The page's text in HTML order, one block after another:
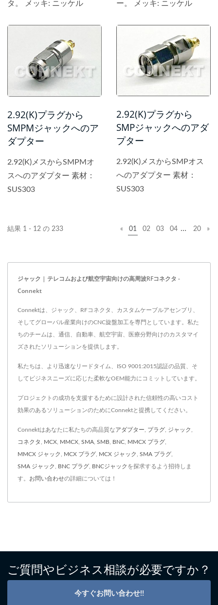
タ。 メッキ: ニッケル ー。 メッキ: ニッケル
2.92(K)プラグから
SMPMジャックへのア
ダプター
2.92(K)メスからSMPMオ
スへのアダプター 素材：
SUS303
2.92(K)プラグから
SMPジャックへのアダ
プター
2.92(K)メスからSMPオス
へのアダプター 素材：
SUS303
結果 1 - 12 の 233 « 01 02 03 04 … 20 »
ジャック | テレコムおよび航空宇宙向けの高周波RFコネクタ -
Connekt
Connektは、ジャック、RFコネクタ、カスタムケーブルアセンブリ、
そしてグローバル産業向けのCNC旋盤加工を専門としています。私た
ちのチームは、通信、自動車、航空宇宙、医療分野向けのカスタマイ
ズされたソリューションを提供します。
私たちは、より迅速なリードタイム、ISO 9001:2015認証の品質、そ
してビジネスニーズに応じた柔軟なOEM能力にコミットしています。
プロジェクトの成功を支援するために設計された信頼性の高いコスト
効果のあるソリューションのためにConnektと提携してください。
Connektはあなたに私たちの高品質なアダプター プラグ ジャック
コネクタ MCX MMCX SMA SMB BNC MMCX プラグ
MMCX ジャック MCX プラグ MCX ジャック SMA プラグ
SMA ジャック BNC プラグ BNCジャック を探求するよう招待しま
す。 お問い合わせの詳細については！
ご質問やビジネス相談が必要ですか？
今すぐお問い合わせ!!